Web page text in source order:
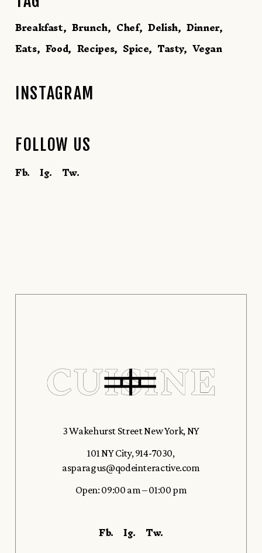
Breakfast Brunch Chef Delish Dinner
Eats Food Recipes Spice Tasty Vegan
INSTAGRAM
FOLLOW US
Fb. Ig. Tw.
3 Wakehurst Street New York, NY
101 NY City,914-7030,
asparagus@qodeinteractive.com
Open: 09:00 am – 01:00 pm
Fb. Ig. Tw.